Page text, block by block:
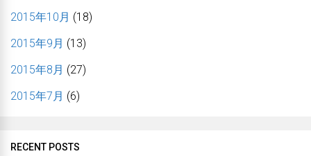
2015年10月 (18)
2015年9月 (13)
2015年8月 (27)
2015年7月 (6)
RECENT POSTS